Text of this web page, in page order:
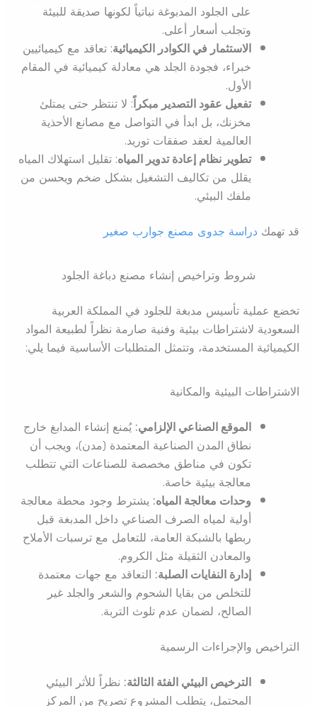
على الجلود المدبوغة نباتياً لكونها صديقة للبيئة
وتجلب أسعار أعلى.
الاستثمار في الكوادر الكيميائية: تعاقد مع كيميائيين
خبراء، فجودة الجلد هي معادلة كيميائية في المقام
الأول.
تفعيل عقود التصدير مبكراً: لا تنتظر حتى يمتلئ
مخزنك، بل ابدأ في التواصل مع مصانع الأحذية
العالمية لعقد صفقات توريد.
تطوير نظام إعادة تدوير المياه: تقليل استهلاك المياه
يقلل من تكاليف التشغيل بشكل ضخم ويحسن من
ملفك البيئي.
قد تهمك دراسة جدوى مصنع جوارب صغير
شروط وتراخيص إنشاء مصنع دباغة الجلود
تخضع عملية تأسيس مدبغة للجلود في المملكة العربية
السعودية لاشتراطات بيئية وفنية صارمة نظراً لطبيعة المواد
الكيميائية المستخدمة، وتتمثل المتطلبات الأساسية فيما يلي:
الاشتراطات البيئية والمكانية
الموقع الصناعي الإلزامي:يُمنع إنشاء المدابغ خارج
نطاق المدن الصناعية المعتمدة (مدن)، ويجب أن
تكون في مناطق مخصصة للصناعات التي تتطلب
معالجة بيئية خاصة.
وحدات معالجة المياه:يشترط وجود محطة معالجة
أولية لمياه الصرف الصناعي داخل المدبغة قبل
ربطها بالشبكة العامة، للتعامل مع ترسبات الأملاح
والمعادن الثقيلة مثل الكروم.
إدارة النفايات الصلبة:التعاقد مع جهات معتمدة
للتخلص من بقايا الشحوم والشعر والجلد غير
الصالح، لضمان عدم تلوث التربة.
التراخيص والإجراءات الرسمية
الترخيص البيئي الفئة الثالثة:نظراً للأثر البيئي
المحتمل، يتطلب المشروع تصريح من المركز